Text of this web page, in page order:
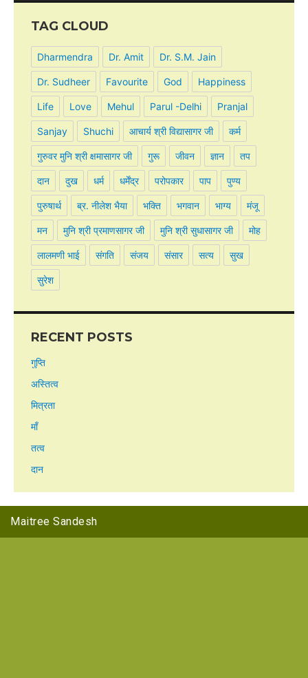
TAG CLOUD
Dharmendra Dr. Amit Dr. S.M. Jain
Dr. Sudheer Favourite God Happiness
Life Love Mehul Parul -Delhi Pranjal
Sanjay Shuchi आचार्य श्री विद्यासागर जी कर्म
गुरुवर मुनि श्री क्षमासागर जी गुरू जीवन ज्ञान तप
दान दुख धर्म धर्मेंद्र परोपकार पाप पुण्य
पुरुषार्थ ब्र. नीलेश भैया भक्ति भगवान भाग्य मंजू
मन मुनि श्री प्रमाणसागर जी मुनि श्री सुधासागर जी मोह
लालमणी भाई संगति संजय संसार सत्य सुख
सुरेश
RECENT POSTS
गुप्ति
अस्तित्व
मित्रता
माँ
तत्व
दान
Maitree Sandesh